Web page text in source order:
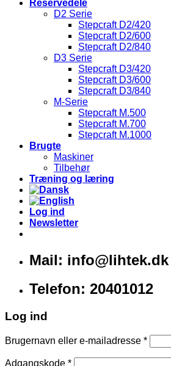
Reservedele
D2 Serie
Stepcraft D2/420
Stepcraft D2/600
Stepcraft D2/840
D3 Serie
Stepcraft D3/420
Stepcraft D3/600
Stepcraft D3/840
M-Serie
Stepcraft M.500
Stepcraft M.700
Stepcraft M.1000
Brugte
Maskiner
Tilbehør
Træning og læring
Log ind
Newsletter
Mail: info@lihtek.dk
Telefon: 20401012
Log ind
Brugernavn eller e-mailadresse *
Adgangskode *